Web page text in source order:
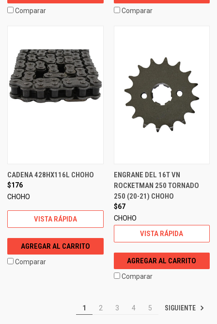
Comparar Comparar
CADENA 428HX116L CHOHO
$176
CHOHO
VISTA RÁPIDA
AGREGAR AL CARRITO
Comparar
ENGRANE DEL 16T VN
ROCKETMAN 250 TORNADO
250 (20-21) CHOHO
$67
CHOHO
VISTA RÁPIDA
AGREGAR AL CARRITO
Comparar
1 2 3 4 5 SIGUIENTE